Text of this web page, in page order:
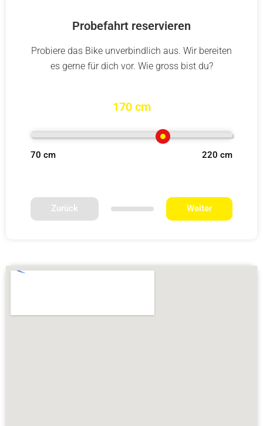
Probefahrt reservieren
Probiere das Bike unverbindlich aus. Wir bereiten
es gerne für dich vor. Wie gross bist du?
170 cm
70 cm 220 cm
Zurück Weiter